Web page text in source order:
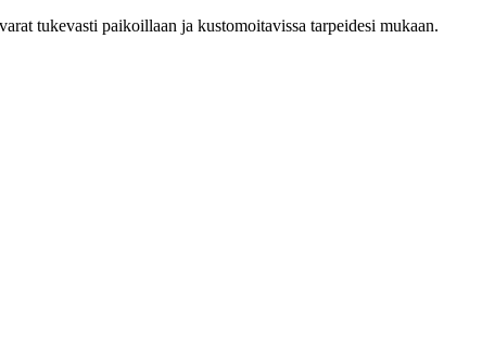
tukevasti paikoillaan ja kustomoitavissa tarpeidesi mukaan.